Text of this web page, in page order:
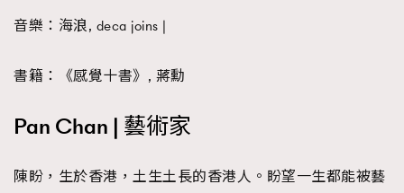
音樂：海浪, deca joins |
書籍：《感覺十書》, 蔣勳
Pan Chan | 藝術家
陳盼，生於香港，土生土長的香港人。盼望一生都能被藝